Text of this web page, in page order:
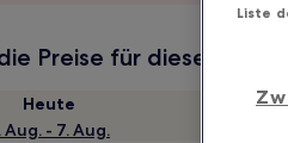
Preise für diese Daten
Heute
Aug. - 7. Aug.
Liste